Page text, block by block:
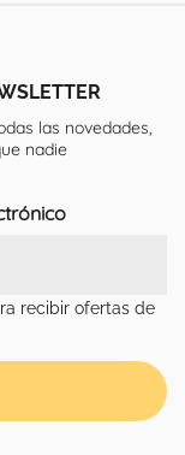
las novedades,
nadie
recibir ofertas de